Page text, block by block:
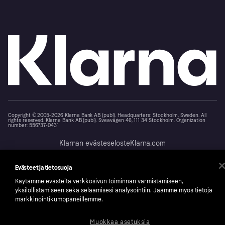
Copyright © 2005-2026 Klarna Bank AB (publ). Headquarters: Stockholm, Sweden. All
rights reserved. Klarna Bank AB (publ). Sveavägen 46, 111 34 Stockholm. Organization
number: 556737-0431
Klarnan evästeselosteKlarna.com
Evästeet ja tietosuoja
Käytämme evästeitä verkkosivun toiminnan varmistamiseen,
yksilöllistämiseen sekä selaamisesi analysointiin. Jaamme myös tietoja
markkinointikumppaneillemme.
Muokkaa asetuksia